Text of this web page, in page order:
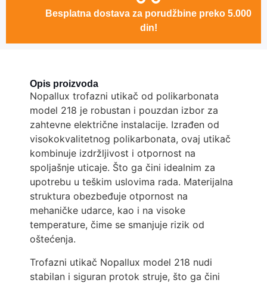
Besplatna dostava za porudžbine preko 5.000
din!
Opis proizvoda
Nopallux trofazni utikač od polikarbonata
model 218 je robustan i pouzdan izbor za
zahtevne električne instalacije. Izrađen od
visokokvalitetnog polikarbonata, ovaj utikač
kombinuje izdržljivost i otpornost na
spoljašnje uticaje. Što ga čini idealnim za
upotrebu u teškim uslovima rada. Materijalna
struktura obezbeđuje otpornost na
mehaničke udarce, kao i na visoke
temperature, čime se smanjuje rizik od
oštećenja.
Trofazni utikač Nopallux model 218 nudi
stabilan i siguran protok struje, što ga čini